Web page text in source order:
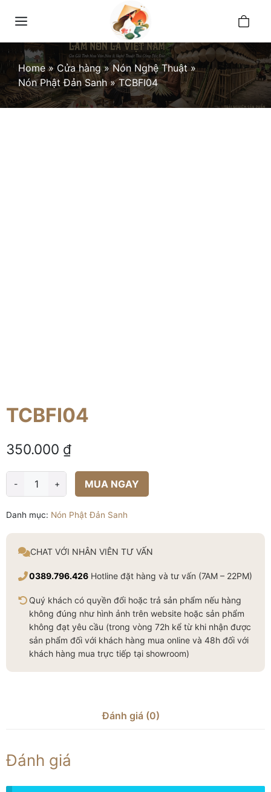
Menu
Home »Cửa hàng »Nón Nghệ Thuật »
Nón Phật Đản Sanh »TCBFI04
TCBFI04
350.000 ₫
-
TCBFI04
lượng
+ MUA NGAY
Danh mục: Nón Phật Đản Sanh
CHAT VỚI NHÂN VIÊN TƯ VẤN
0389.796.426 Hotline đặt hàng và tư vấn (7AM – 22PM)
Quý khách có quyền đổi hoặc trả sản phẩm nếu hàng
không đúng như hình ảnh trên website hoặc sản phẩm
không đạt yêu cầu (trong vòng 72h kể từ khi nhận được
sản phẩm đối với khách hàng mua online và 48h đối với
khách hàng mua trực tiếp tại showroom)
Đánh giá (0)
Đánh giá